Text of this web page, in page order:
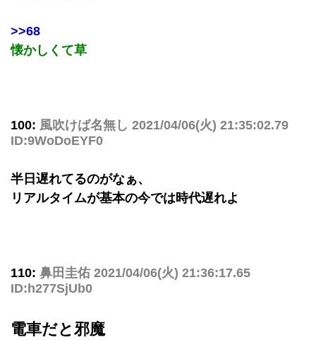
>>68
懐かしくて草
100: 風吹けば名無し 2021/04/06(火) 21:35:02.79
ID:9WoDoEYF0
半日遅れてるのがなぁ、
リアルタイムが基本の今では時代遅れよ
110: 鼻田圭佑 2021/04/06(火) 21:36:17.65
ID:h277SjUb0
電車だと邪魔